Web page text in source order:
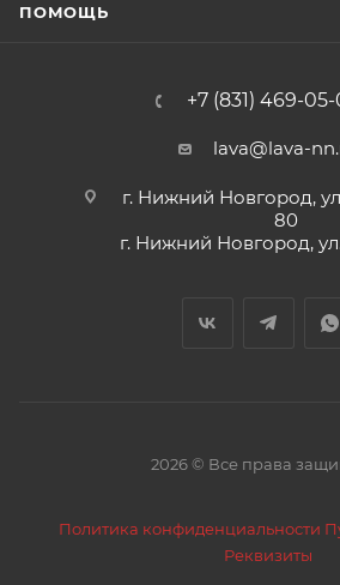
ПОМОЩЬ
+7 (831) 469-
lava@lava-
г. Нижний Новгород,
80
г. Нижний Новгород,
2026 © Все права
Политика конфиденциальности
Реквизиты